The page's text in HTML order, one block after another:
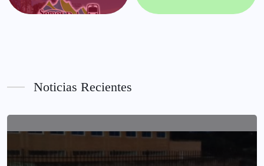
Noticias Recientes